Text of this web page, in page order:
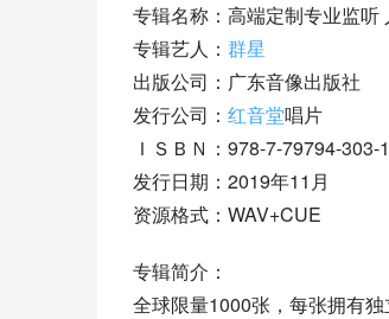
专辑名称：高端定制专业监听
专辑艺人： 群星
出版公司：广东音像出版社
发行公司： 红音堂唱片
ＩＳＢＮ：978-7-79794-303-1
发行日期：2019年11月
资源格式：WAV+CUE
专辑简介：
全球限量1000张，每张拥有